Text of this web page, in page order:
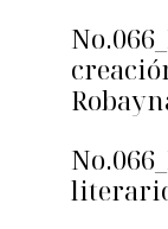
literario